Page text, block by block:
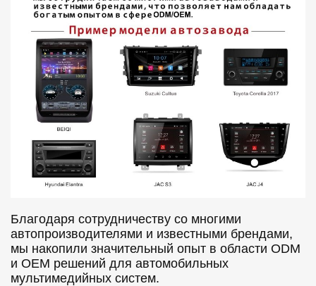
Благодаря сотрудничеству со многими
автопроизводителями и известными брендами,
мы накопили значительный опыт в области ODM
и OEM решений для автомобильных
мультимедийных систем.